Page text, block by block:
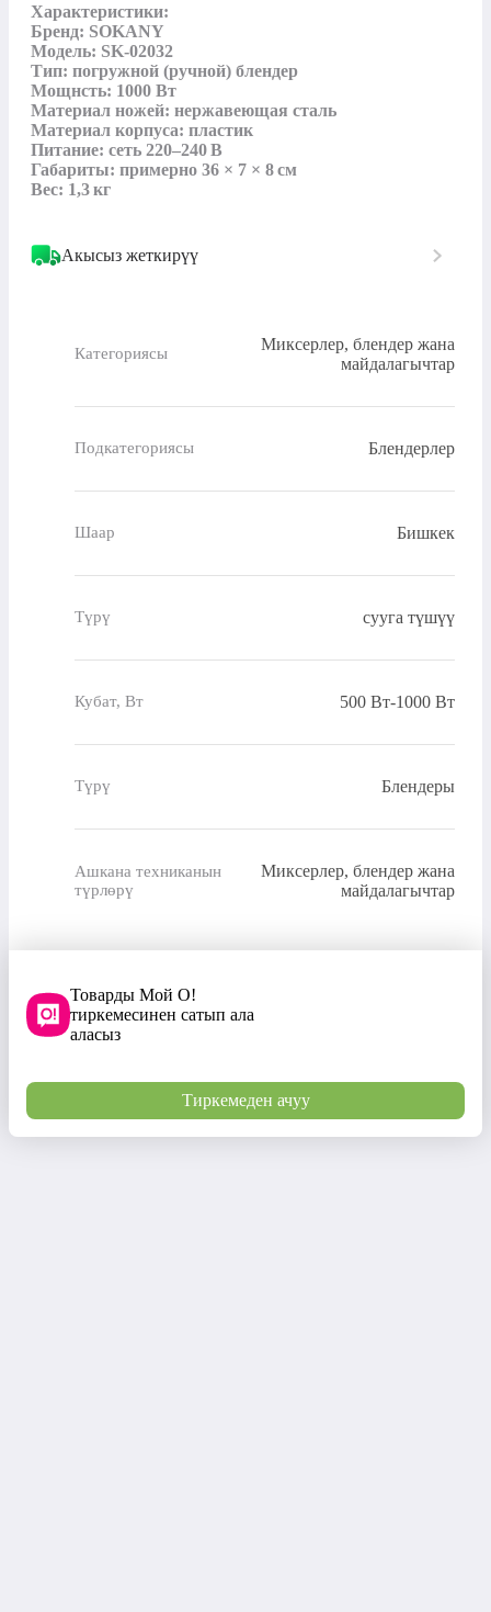
Характеристики:
Бренд: SOKANY
Модель: SK‑02032
Тип: погружной (ручной) блендер
Мощнсть: 1000 Вт
Материал ножей: нержавеющая сталь
Материал корпуса: пластик
Питание: сеть 220–240 В
Габариты: примерно 36 × 7 × 8 см
Вес: 1,3 кг
Акысыз жеткирүү
Категориясы
Миксерлер, блендер жана
майдалагычтар
Подкатегориясы Блендерлер
Шаар Бишкек
Түрү сууга түшүү
Кубат, Вт 500 Вт-1000 Вт
Түрү Блендеры
Ашкана техниканын
түрлөрү
Миксерлер, блендер жана
майдалагычтар
Товарды Мой О!
тиркемесинен сатып ала
аласыз
Тиркемеден ачуу